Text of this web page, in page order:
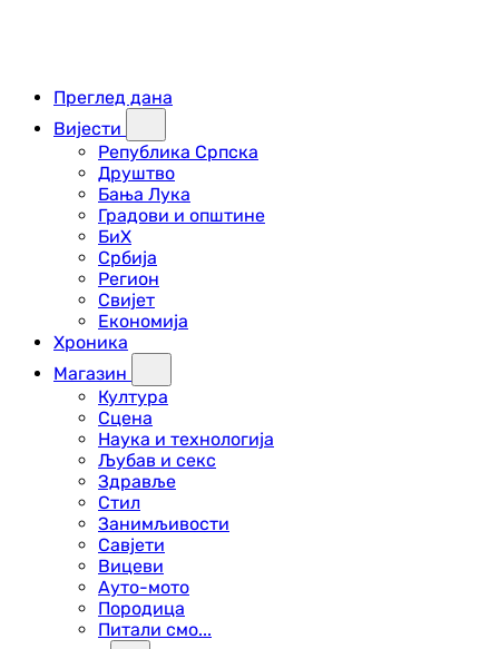
Преглед дана
Вијести
Република Српска
Друштво
Бања Лука
Градови и општине
БиХ
Србија
Регион
Свијет
Економија
Хроника
Магазин
Култура
Сцена
Наука и технологија
Љубав и секс
Здравље
Стил
Занимљивости
Савјети
Вицеви
Ауто-мото
Породица
Питали смо...